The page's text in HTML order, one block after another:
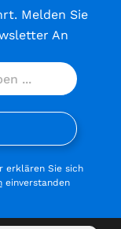
Melden Sie
An
erklären Sie sich
einverstanden